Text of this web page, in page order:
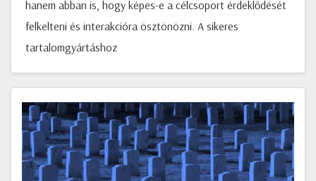
hanem abban is, hogy képes-e a célcsoport érdeklődését
felkelteni és interakcióra ösztönözni. A sikeres
tartalomgyártáshoz